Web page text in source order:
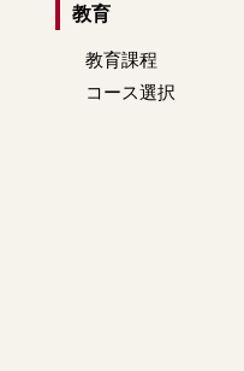
教育
教育課程
コース選択